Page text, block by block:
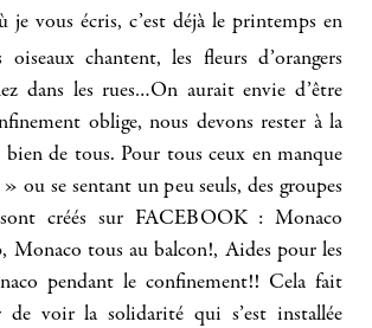
je vous écris, c’est déjà le printemps en
oiseaux chantent, les fleurs d’orangers
dans les rues…On aurait envie d’être
oblige, nous devons rester à la
de tous. Pour tous ceux en manque
ou se sentant un peu seuls, des groupes
créés sur FACEBOOK : Monaco
Monaco tous au balcon!, Aides pour les
pendant le confinement!! Cela fait
voir la solidarité qui s’est installée